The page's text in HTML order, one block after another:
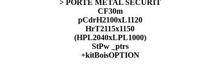
> PORTE METAL SECURIT
CF30m
pCdrH2100xL1120
HrT2115x1150
(HPL2040xLPL1000)
StPw _ptrs
+kitBoisOPTION